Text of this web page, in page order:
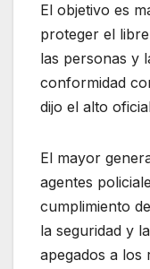
El objetivo es
proteger el
las personas y
conformidad
dijo el alto
El mayor
agentes
cumplimiento
la seguridad y
apegados a los